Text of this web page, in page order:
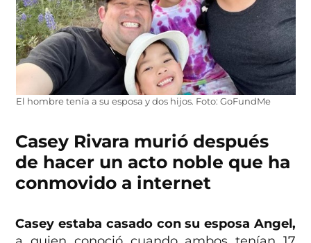
El hombre tenía a su esposa y dos hijos. Foto: GoFundMe
Casey Rivara murió después
de hacer un acto noble que ha
conmovido a internet
Casey estaba casado con su esposa Angel,